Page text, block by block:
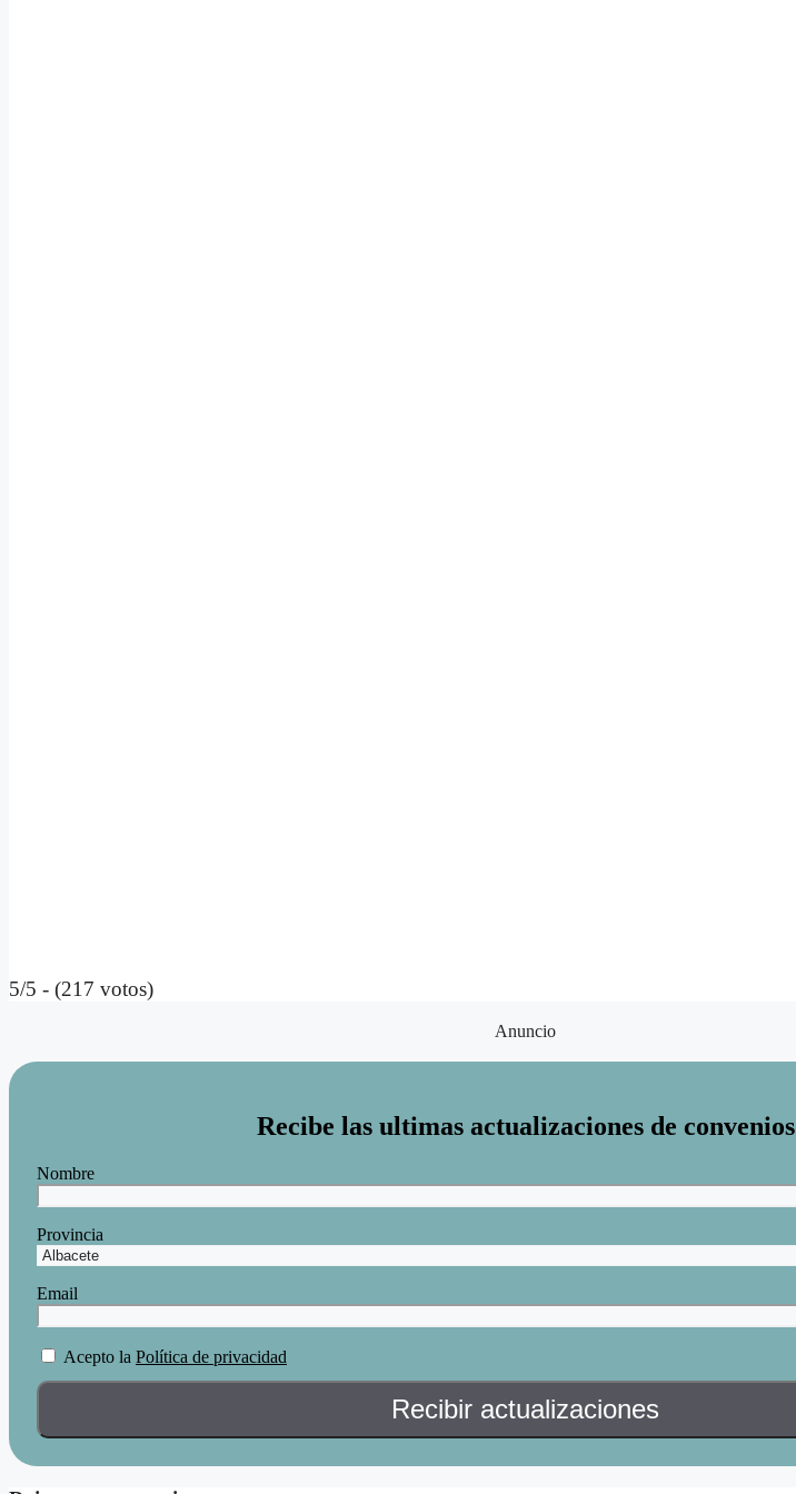
5/5 - (217 votos)
Anuncio
Recibe las ultimas actualizaciones de convenios
Nombre
Provincia
Email
Acepto la Política de privacidad